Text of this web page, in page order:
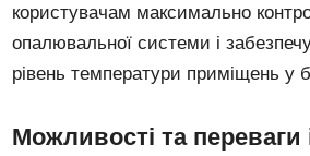
користувачам максимально
опалювальної системи і
рівень температури приміщень у
Можливості та переваги